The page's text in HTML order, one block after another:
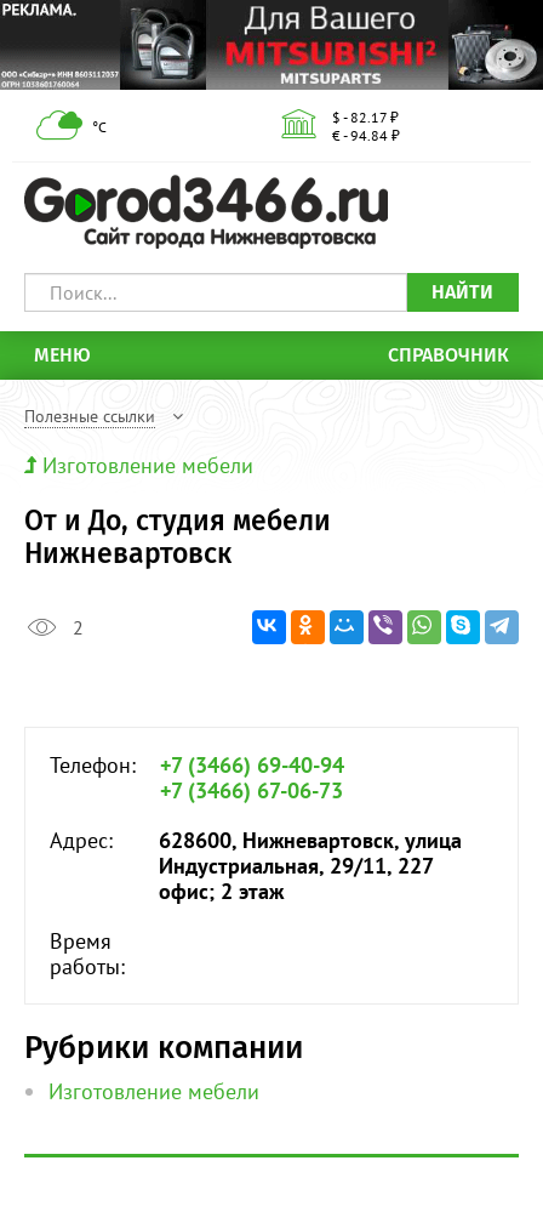
°С
$ - 82.17 ₽
€ - 94.84 ₽
НАЙТИ
МЕНЮ СПРАВОЧНИК
Полезные ссылки
Изготовление мебели
От и До, студия мебели
Нижневартовск
2
Телефон:
+7 (3466) 69-40-94
+7 (3466) 67-06-73
Адрес:
628600, Нижневартовск, улица
Индустриальная, 29/11, 227
офис; 2 этаж
Время
работы:
Рубрики компании
Изготовление мебели